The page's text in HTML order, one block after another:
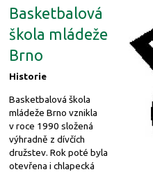
Basketbalová
škola mládeže
Brno
Historie
Basketbalová škola
mládeže Brno vznikla
v roce 1990 složená
výhradně z dívčích
družstev. Rok poté byla
otevřena i chlapecká